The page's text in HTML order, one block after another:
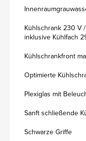
Kühlschrank 230 V
inklusive Kühlfach
Kühlschrankfront
Optimierte
Plexiglas mit
Sanft schließende
Schwarze Griffe